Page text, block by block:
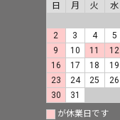
日
月 火 水
2
3 4 5
9
10 11 12
16
17 18 19
23
24 25 26
30
31
が休業日です